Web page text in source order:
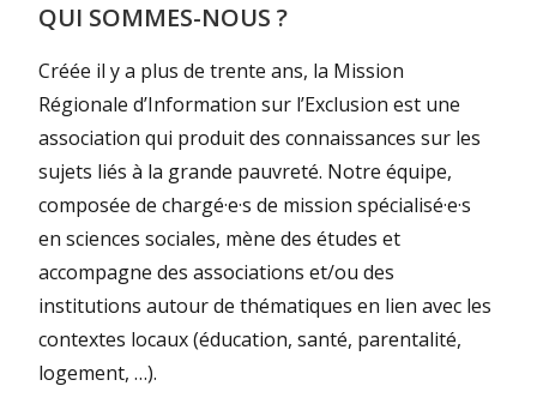
QUI SOMMES-NOUS ?
Créée il y a plus de trente ans, la Mission
Régionale d’Information sur l’Exclusion est une
association qui produit des connaissances sur les
sujets liés à la grande pauvreté. Notre équipe,
composée de chargé·e·s de mission spécialisé·e·s
en sciences sociales, mène des études et
accompagne des associations et/ou des
institutions autour de thématiques en lien avec les
contextes locaux (éducation, santé, parentalité,
logement, …).